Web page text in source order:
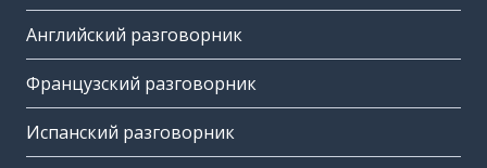
Английский разговорник
Французский разговорник
Испанский разговорник